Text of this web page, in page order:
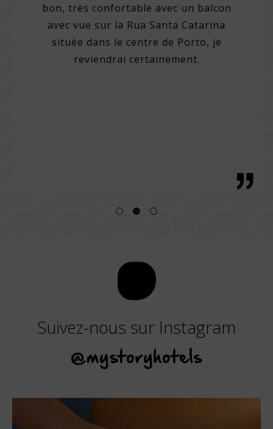
bon, très confortable avec un balcon
avec vue sur la Rua Santa Catarina
située dans le centre de Porto, je
reviendrai certainement.
Suivez-nous sur Instagram
@mystoryhotels